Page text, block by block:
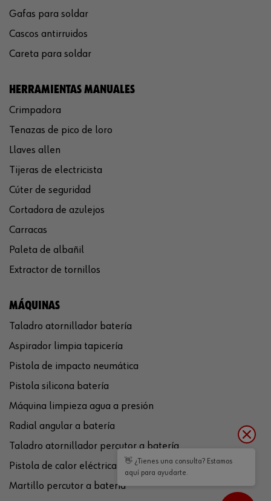
Gafas para soldar
Cascos antirruidos
Careta para soldar
HERRAMIENTAS MANUALES
Crimpadora
Tenazas de pico de loro
Llaves allen
Tijeras de electricista
Cúter de seguridad
Cortadora de azulejos
Carracas
Paleta de albañil
Extractor de tornillos
MÁQUINAS
Taladro atornillador batería
Aspirador limpia tapicería
Pistola de impacto neumática
Pistola silicona batería
Máquina limpieza agua a presión
Radial angular a batería
Taladro atornillador percutor a batería
Pistola de calor eléctrica
Martillo percutor a batería
👋 ¿Tienes una consulta? Estamos
aquí para ayudarte.